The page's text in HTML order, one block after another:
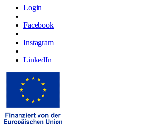
Login
|
Facebook
|
Instagram
|
LinkedIn